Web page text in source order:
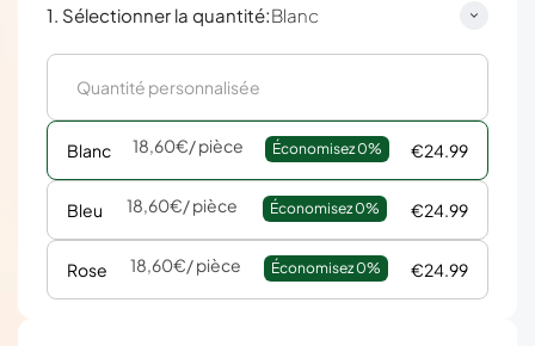
1. Sélectionner la quantité:Blanc
Blanc 18,60€/ pièce Économisez 0% €24.99
Bleu 18,60€/ pièce Économisez 0% €24.99
Rose 18,60€/ pièce Économisez 0% €24.99